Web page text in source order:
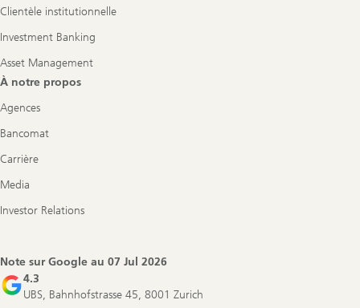
Clientèle institutionnelle
Investment Banking
Asset Management
À notre propos
Agences
Bancomat
Carrière
Media
Investor Relations
Note sur Google au 07 Jul 2026
4.3
UBS, Bahnhofstrasse 45, 8001 Zurich